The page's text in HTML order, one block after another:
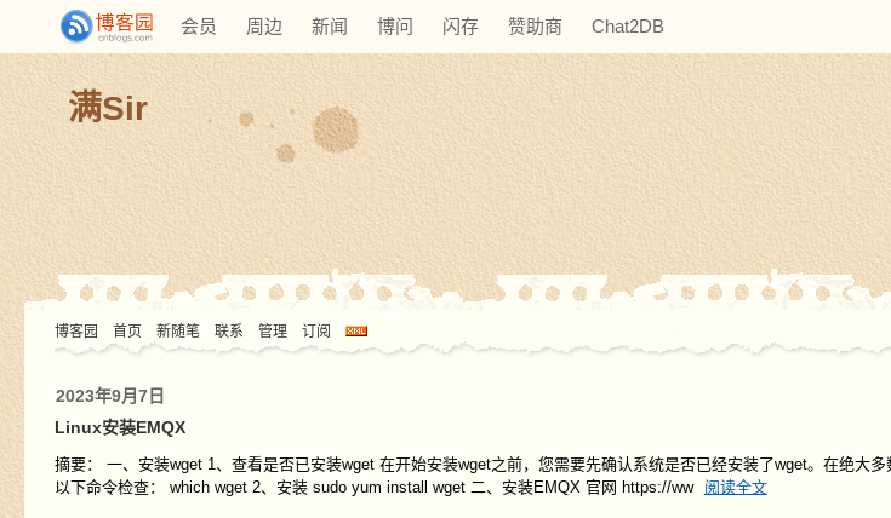
会员 周边 新闻 博问 闪存 赞助商 Chat2DB
满Sir
博客园 首页 新随笔 联系 管理 订阅
2023年9月7日
Linux安装EMQX
摘要： 一、安装wget 1、查看是否已安装wget 在开始安装wget之前，您需要先确认系统是否已经安装了wget。在绝大
以下命令检查： which wget 2、安装 sudo yum install wget 二、安装EMQX 官网 https://ww 阅读全文